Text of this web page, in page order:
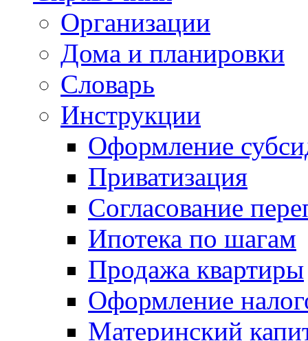
Организации
Дома и планировки
Словарь
Инструкции
Оформление
Приватизация
Согласование
Ипотека по шагам
Продажа квартиры
Оформление
Материнский